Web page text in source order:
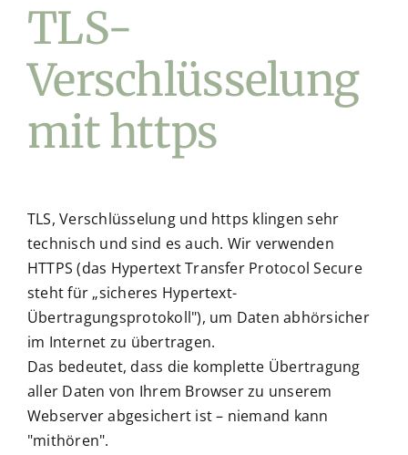
TLS-
Verschlüsselung
mit https
TLS, Verschlüsselung und https klingen sehr
technisch und sind es auch. Wir verwenden
HTTPS (das Hypertext Transfer Protocol Secure
steht für „sicheres Hypertext-
Übertragungsprotokoll"), um Daten abhörsicher
im Internet zu übertragen.
Das bedeutet, dass die komplette Übertragung
aller Daten von Ihrem Browser zu unserem
Webserver abgesichert ist – niemand kann
"mithören".